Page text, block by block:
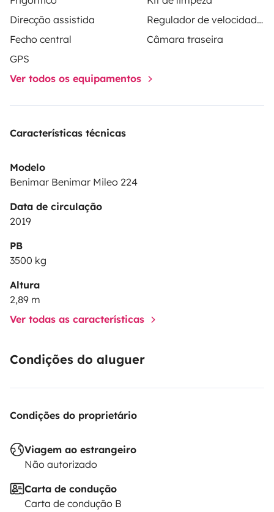
Direcção assistida
Regulador de velocidade / Cruise Control
Fecho central
Câmara traseira
GPS
Ver todos os equipamentos
Características técnicas
Modelo
Benimar Benimar Mileo 224
Data de circulação
2019
PB
3500 kg
Altura
2,89 m
Ver todas as características
Condições do aluguer
Condições do proprietário
Viagem ao estrangeiro
Não autorizado
Carta de condução
Carta de condução B